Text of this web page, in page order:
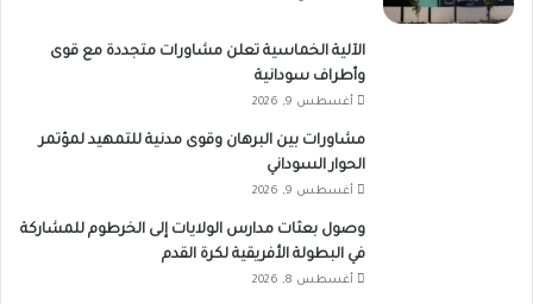
الآلية الخماسية تعلن مشاورات متجددة مع قوى
وأطراف سودانية
أغسطس 9, 2026
مشاورات بين البرهان وقوى مدنية للتمهيد لمؤتمر
الحوار السوداني
أغسطس 9, 2026
وصول بعثات مدارس الولايات إلى الخرطوم للمشاركة
في البطولة الأفريقية لكرة القدم
أغسطس 8, 2026